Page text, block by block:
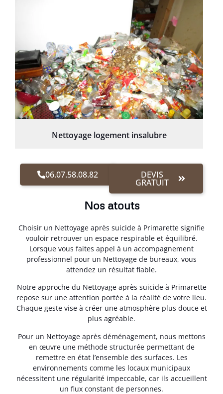
Nettoyage logement insalubre
06.07.58.08.82 DEVIS
GRATUIT
Nos atouts
Choisir un Nettoyage après suicide à Primarette signifie
vouloir retrouver un espace respirable et équilibré.
Lorsque vous faites appel à un accompagnement
professionnel pour un Nettoyage de bureaux, vous
attendez un résultat fiable.
Notre approche du Nettoyage après suicide à Primarette
repose sur une attention portée à la réalité de votre lieu.
Chaque geste vise à créer une atmosphère plus douce et
plus agréable.
Pour un Nettoyage après déménagement, nous mettons
en œuvre une méthode structurée permettant de
remettre en état l’ensemble des surfaces. Les
environnements comme les locaux municipaux
nécessitent une régularité impeccable, car ils accueillent
un flux constant de personnes.